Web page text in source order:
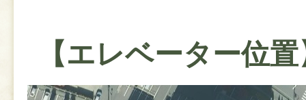
【エレベーター位